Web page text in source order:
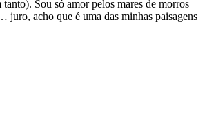
tanto). Sou só amor pelos mares de morros
juro, acho que é uma das minhas paisagens